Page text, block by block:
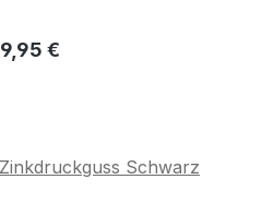
Regulärer Preis:
9,95 €